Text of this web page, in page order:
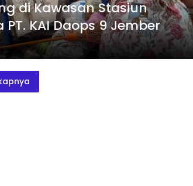
di Kawasan Stasiun
KAI Daops 9 Jember